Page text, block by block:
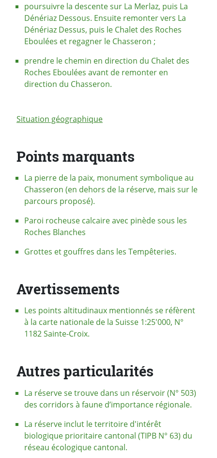
poursuivre la descente sur La Merlaz, puis La
Dénériaz Dessous. Ensuite remonter vers La
Dénériaz Dessus, puis le Chalet des Roches
Eboulées et regagner le Chasseron ;
prendre le chemin en direction du Chalet des
Roches Eboulées avant de remonter en
direction du Chasseron.
Situation géographique
Points marquants
La pierre de la paix, monument symbolique au
Chasseron (en dehors de la réserve, mais sur le
parcours proposé).
Paroi rocheuse calcaire avec pinède sous les
Roches Blanches
Grottes et gouffres dans les Tempêteries.
Avertissements
Les points altitudinaux mentionnés se réfèrent
à la carte nationale de la Suisse 1:25'000, N°
1182 Sainte-Croix.
Autres particularités
La réserve se trouve dans un réservoir (N° 503)
des corridors à faune d’importance régionale.
La réserve inclut le territoire d'intérêt
biologique prioritaire cantonal (TIPB N° 63) du
réseau écologique cantonal.